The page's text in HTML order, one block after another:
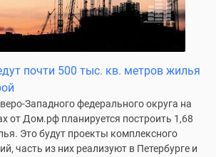
почти 500 тыс. кв. метров жилья
Западного федерального округа на
от Дом.рф планируется построить 1,68
Это будут проекты комплексного
часть из них реализуют в Петербурге и